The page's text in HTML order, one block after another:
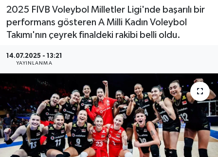
2025 FIVB Voleybol Milletler Ligi'nde başarılı bir
performans gösteren A Milli Kadın Voleybol
Takımı'nın çeyrek finaldeki rakibi belli oldu.
14.07.2025 - 13:21
YAYINLANMA
Eğitim
Kültür - Sanat
Yaşam
Tüm Manşetler